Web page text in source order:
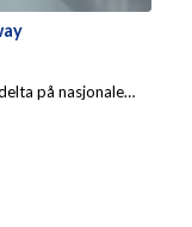
på nasjonale…